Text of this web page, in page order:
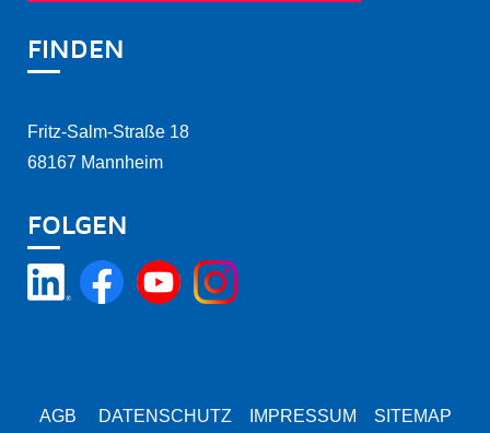
FINDEN
Fritz-Salm-Straße 18
68167 Mannheim
FOLGEN
AGB DATENSCHUTZ IMPRESSUM SITEMAP